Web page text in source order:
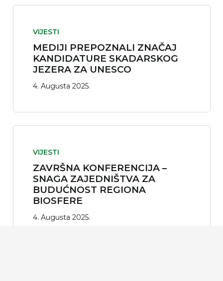
VIJESTI
MEDIJI PREPOZNALI ZNAČAJ
KANDIDATURE SKADARSKOG
JEZERA ZA UNESCO
4. Augusta 2025.
VIJESTI
ZAVRŠNA KONFERENCIJA –
SNAGA ZAJEDNIŠTVA ZA
BUDUĆNOST REGIONA
BIOSFERE
4. Augusta 2025.